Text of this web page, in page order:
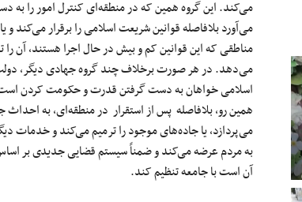
می‌کند. این گروه همین که در منطقه‌ای کنترل امور را به
می‌آورد بلافاصله قوانین شریعت اسلامی را برقرار می‌کند و
مناطقی که این قوانین کم و بیش در حال اجرا هستند، آن را
می‌دهد. در هر صورت برخلاف چند گروه جهادی دیگر،
اسلامی خواهان به دست گرفتن قدرت و حکومت کردن
همین رو، بلافاصله پس از استقرار در منطقه‌ای، به احداث
می‌پردازد، یا جاده‌های موجود را ترمیم می‌کند و خدمات
به مردم عرضه می‌کند و ضمناً سیستم قضایی جدیدی بر اساس
آن است با جامعه تنظیم کند.